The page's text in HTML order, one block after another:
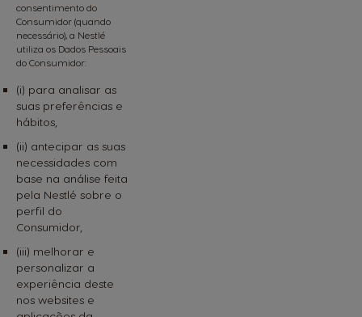
consentimento do
Consumidor (quando
necessário), a Nestlé
utiliza os Dados Pessoais
do Consumidor:
(i) para analisar as
suas preferências e
hábitos,
(ii) antecipar as suas
necessidades com
base na análise feita
pela Nestlé sobre o
perfil do
Consumidor,
(iii) melhorar e
personalizar a
experiência deste
nos websites e